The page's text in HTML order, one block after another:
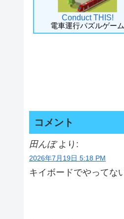
Conduct THIS!
電車運行パズルゲーム
コメント
田んぼ より:
2026年7月19日 5:18 PM
キイボードでやってな